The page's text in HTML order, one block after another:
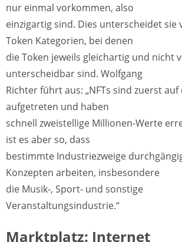
nur einmal vorkommen, also
einzigartig sind. Dies unterscheidet sie
Token Kategorien, bei denen
die Token jeweils gleichartig und nicht
unterscheidbar sind. Wolfgang
Richter führt aus: „NFTs sind zuerst
aufgetreten und haben
schnell zweistellige Millionen-Werte
ist es aber so, dass
bestimmte Industriezweige
Konzepten arbeiten, insbesondere
die Musik-, Sport- und sonstige
Veranstaltungsindustrie.“
Marktplatz: Internet